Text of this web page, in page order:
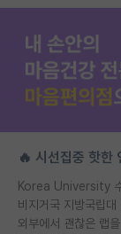
🔥 시선집중 핫한
외부에서 괜찮은 랩